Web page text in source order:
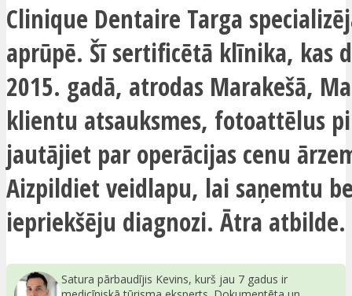
Clinique Dentaire Targa
aprūpē. Šī sertificētā klīnika, kas
2015. gadā, atrodas Marakešā,
klientu atsauksmes, fotoattēlus
jautājiet par operācijas cenu
Aizpildiet veidlapu, lai saņemtu
iepriekšēju diagnozi. Ātra atbilde.
Satura pārbaudījis Kevins, kurš jau 7 gadus ir